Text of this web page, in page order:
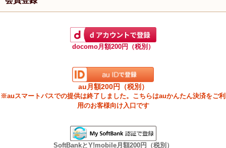
docomo月額200円（税別）
au月額200円（税別）
※auスマートパスでの提供は終了しました。こちらはauかんたん決済をご利
用のお客様向け入口です
SoftBankとY!mobile月額200円（税別）